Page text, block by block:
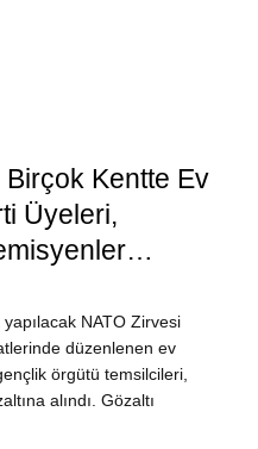
Kentte Ev
Üyeleri,
NATO Zirvesi
düzenlenen ev
örgütü temsilcileri,
alındı. Gözaltı